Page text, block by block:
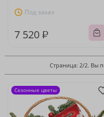
Под заказ
7 520 ₽
Страница: 2/2. Вы
Сезонные цветы